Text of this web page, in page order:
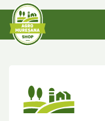
Produse